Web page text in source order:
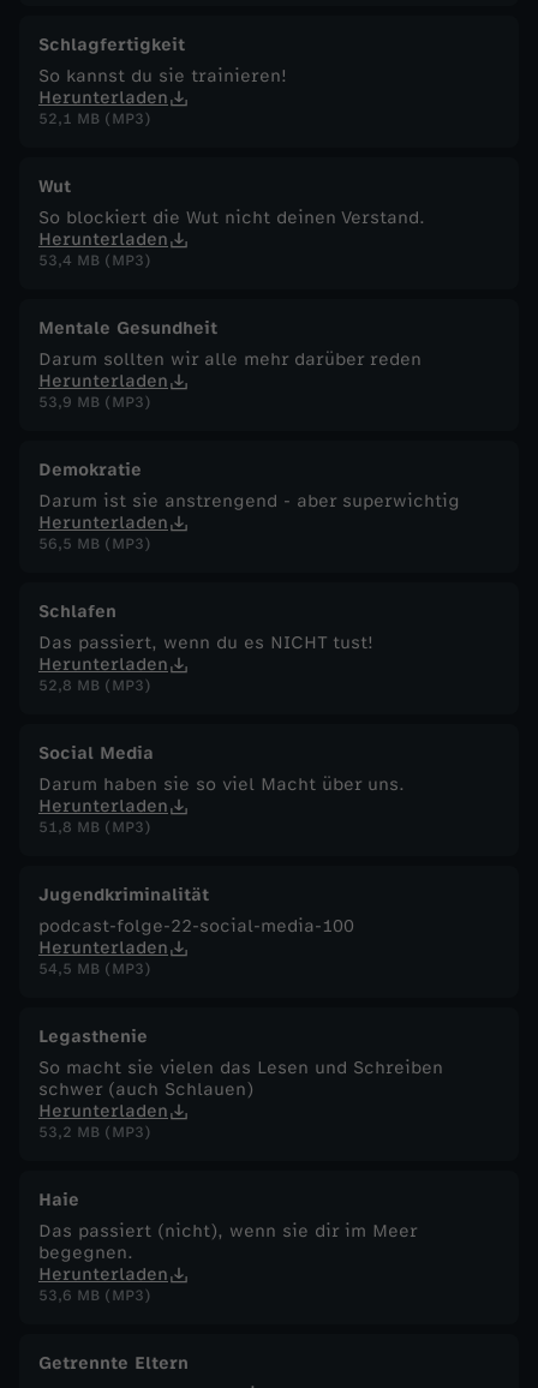
Schlagfertigkeit
So kannst du sie trainieren!
Herunterladen
52,1 MB (MP3)
Wut
So blockiert die Wut nicht deinen Verstand.
Herunterladen
53,4 MB (MP3)
Mentale Gesundheit
Darum sollten wir alle mehr darüber reden
Herunterladen
53,9 MB (MP3)
Demokratie
Darum ist sie anstrengend - aber superwichtig
Herunterladen
56,5 MB (MP3)
Schlafen
Das passiert, wenn du es NICHT tust!
Herunterladen
52,8 MB (MP3)
Social Media
Darum haben sie so viel Macht über uns.
Herunterladen
51,8 MB (MP3)
Jugendkriminalität
podcast-folge-22-social-media-100
Herunterladen
54,5 MB (MP3)
Legasthenie
So macht sie vielen das Lesen und Schreiben
schwer (auch Schlauen)
Herunterladen
53,2 MB (MP3)
Haie
Das passiert (nicht), wenn sie dir im Meer
begegnen.
Herunterladen
53,6 MB (MP3)
Getrennte Eltern